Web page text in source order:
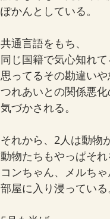
ぽかんとしている。
共通言語をもち、
同じ国籍で気心知れて
思ってるその勘違いや
つれあいとの関係悪化
気づかされる。
それから、2人は動物
動物たちもやっぱそれ
コンちゃん、メルち
部屋に入り浸っている